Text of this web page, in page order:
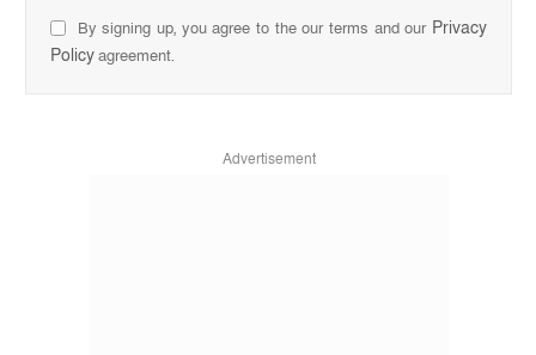
By signing up, you agree to the our terms and our Privacy
Policyagreement.
Advertisement